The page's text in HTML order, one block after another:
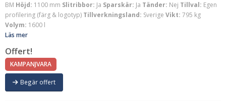
BM Höjd: 1100 mm Slitribbor: Ja Sparskär: Ja Tänder: Nej Tillval: Egen
profilering (färg & logotyp) Tillverkningsland: Sverige Vikt: 795 kg
Volym: 1600 l
Läs mer
Offert!
KAMPANJVARA
Begär offert